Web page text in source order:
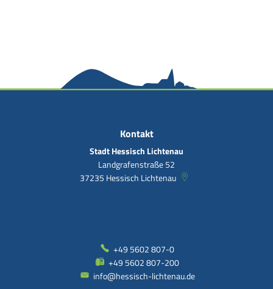
Kontakt
Stadt Hessisch Lichtenau
Landgrafenstraße 52
37235 Hessisch Lichtenau
+49 5602 807-0
+49 5602 807-200
info@hessisch-lichtenau.de